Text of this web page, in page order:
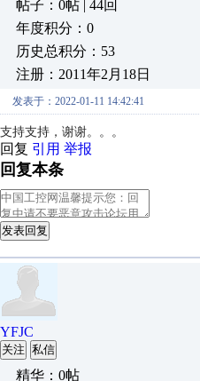
帖子：0帖 | 44回
年度积分：0
历史总积分：53
注册：2011年2月18日
发表于：2022-01-11 14:42:41
支持支持，谢谢。。。
回复 引用 举报
回复本条
发表回复
YFJC
关注 私信
精华：0帖